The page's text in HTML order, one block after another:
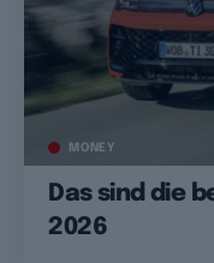
MONEY
Das sind die
2026